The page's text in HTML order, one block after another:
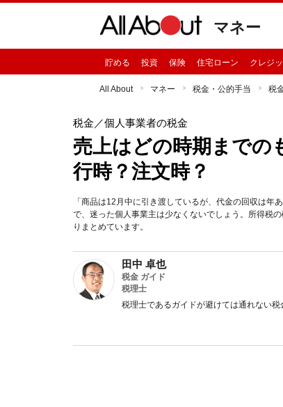
マネー
貯める 投資 保険 住宅ローン クレジ
All About マネー 税金・公的手当 税
税金 ／個人事業者の税金
売上はどの時期までの
行時？注文時？
「商品は12月中に引き渡しているが、代金の回収は
で、迷った個人事業主は少なくないでしょう。所得税
りまとめています。
田中 卓也
税金 ガイド
税理士
税理士であるガイドが避けては通れない